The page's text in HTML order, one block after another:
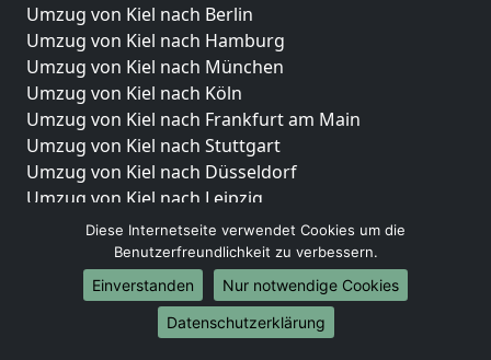
Umzug von Kiel nach Berlin
Umzug von Kiel nach Hamburg
Umzug von Kiel nach München
Umzug von Kiel nach Köln
Umzug von Kiel nach Frankfurt am Main
Umzug von Kiel nach Stuttgart
Umzug von Kiel nach Düsseldorf
Umzug von Kiel nach Leipzig
Umzug von Kiel nach Dortmund
Umzug von Kiel nach Essen
Umzug von Kiel nach Bremen
Umzug von Kiel nach Dresden
Umzug von Kiel nach Hannover
Diese Internetseite verwendet Cookies um die
Benutzerfreundlichkeit zu verbessern.
Einverstanden
Nur notwendige Cookies
Datenschutzerklärung